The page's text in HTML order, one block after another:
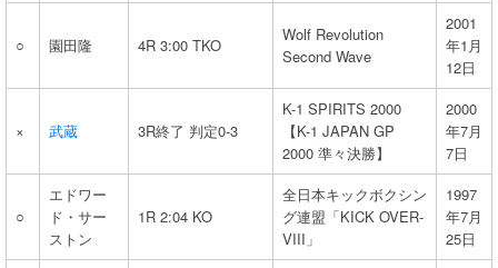
○ 園田隆 4R 3:00 TKO
Wolf Revolution
Second Wave
2001
年1月
12日
× 武蔵 3R終了 判定0-3
K-1 SPIRITS 2000
【K-1 JAPAN GP
2000 準々決勝】
2000
年7月
7日
○
エドワー
ド・サー
ストン
1R 2:04 KO
全日本キックボクシン
グ連盟「KICK OVER-
VIII」
1997
年7月
25日